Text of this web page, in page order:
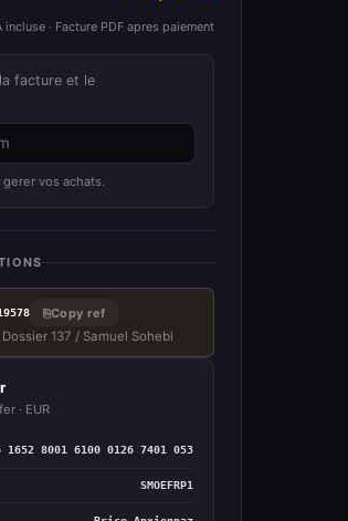
incluse · Facture PDF apres paiement
facture et le
gerer vos achats.
⎘Copy ref
137 / Samuel Sohebi
· EUR
1652 8001 6100 0126 7401 053
SMOEFRP1